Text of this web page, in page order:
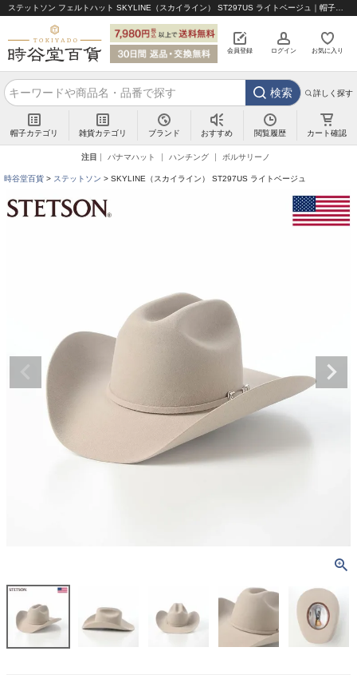
会員登録 ログイン お気に入り
検索 詳しく探す
帽子カテゴリ 雑貨カテゴリ ブランド おすすめ 閲覧履歴 カート確認
注目 パナマハット ハンチング ボルサリーノ
時谷堂百貨 ステットソン SKYLINE（スカイライン） ST297US ライトベージュ